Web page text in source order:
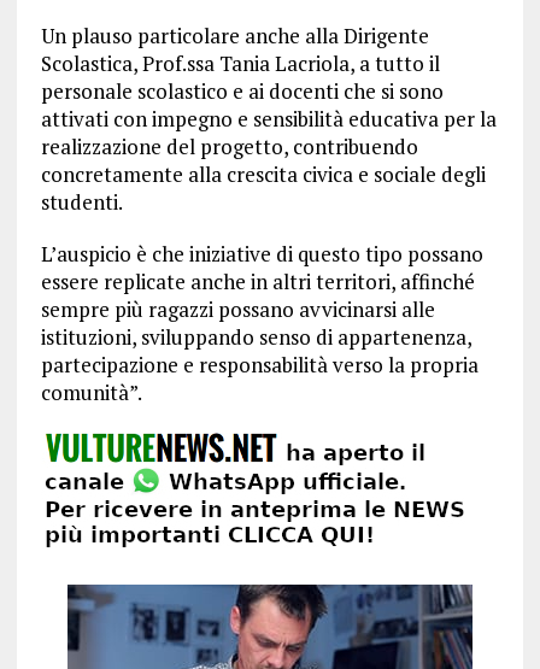
Un plauso particolare anche alla Dirigente
Scolastica, Prof.ssa Tania Lacriola, a tutto il
personale scolastico e ai docenti che si sono
attivati con impegno e sensibilità educativa per la
realizzazione del progetto, contribuendo
concretamente alla crescita civica e sociale degli
studenti.
L’auspicio è che iniziative di questo tipo possano
essere replicate anche in altri territori, affinché
sempre più ragazzi possano avvicinarsi alle
istituzioni, sviluppando senso di appartenenza,
partecipazione e responsabilità verso la propria
comunità”.